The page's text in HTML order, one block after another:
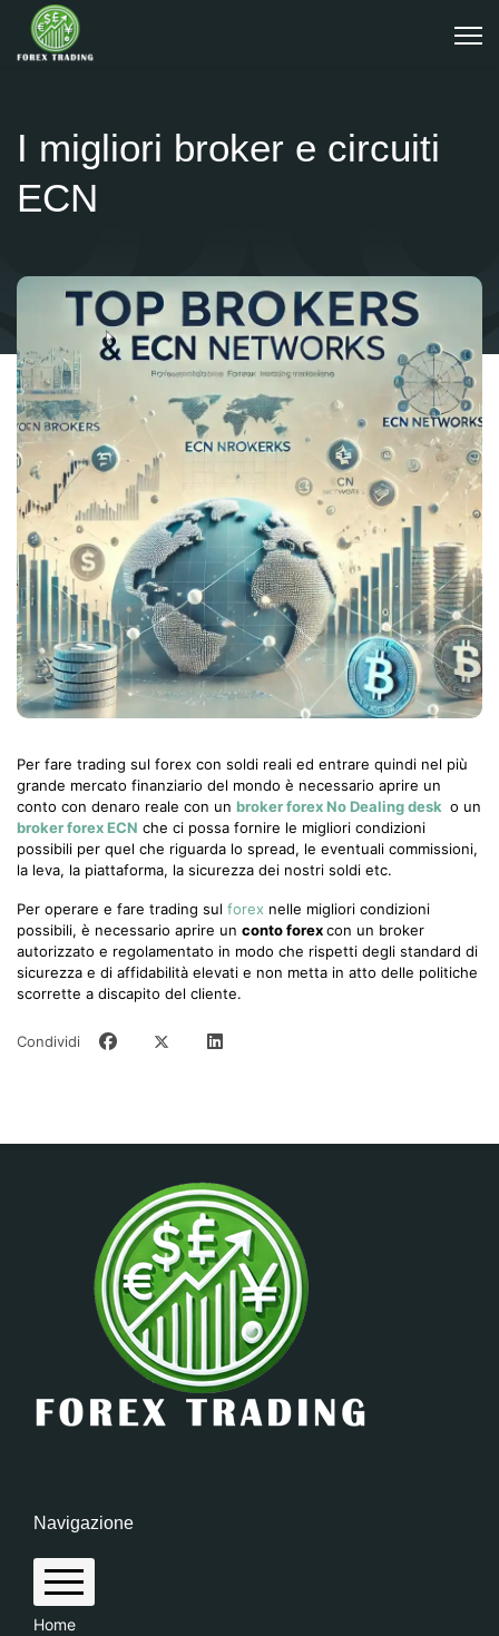
I migliori broker e circuiti
ECN
Per fare trading sul forex con soldi reali ed entrare quindi nel più
grande mercato finanziario del mondo è necessario aprire un
conto con denaro reale con un broker forex No Dealing desk o un
broker forex ECN che ci possa fornire le migliori condizioni
possibili per quel che riguarda lo spread, le eventuali commissioni,
la leva, la piattaforma, la sicurezza dei nostri soldi etc.
Per operare e fare trading sul forex nelle migliori condizioni
possibili, è necessario aprire un conto forexcon un broker
autorizzato e regolamentato in modo che rispetti degli standard di
sicurezza e di affidabilità elevati e non metta in atto delle politiche
scorrette a discapito del cliente.
Condividi
Navigazione
Home